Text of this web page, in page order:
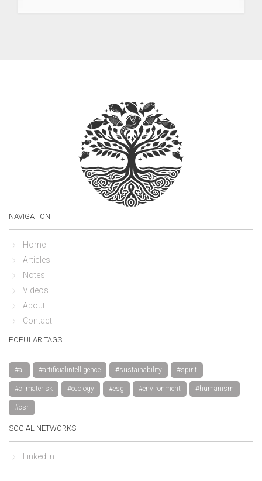
NAVIGATION
Home
Articles
Notes
Videos
About
Contact
POPULAR TAGS
#ai #artificialintelligence #sustainability #spirit
#climaterisk #ecology #esg #environment #humanism
#csr
SOCIAL NETWORKS
Linked In